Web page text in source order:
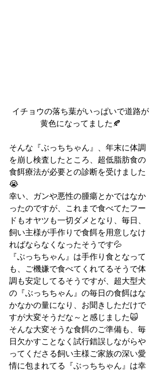
イチョウの落ち葉がいっぱいで道路が
黄色になってました🍂
そんな『ぶっちちゃん』、年末に体調
を崩し検査したところ、超低脂肪食の
食餌療法が必要との診断を受けました
😭
幸い、ガンや悪性の腫瘍とかではなか
ったのですが、これまで食べてたフー
ドもオヤツも一切ダメとなり、毎日、
飼い主様が手作りで食餌を用意しなけ
ればならなくなったそうです💦
『ぶっちちゃん』は手作り食となって
も、ご機嫌で食べてくれてるそうで体
調も安定してるそうですが、超大型犬
の『ぶっちちゃん』の毎日の食餌はな
かなかの量になり、お聞きしただけで
すが大変そうだな～と感じました🙀
そんな大変そうな食餌のご準備も、毎
日欠かすことなく試行錯誤しながらや
ってくださる飼い主様ご家族の深い愛
情に包まれてる『ぶっちちゃん』は幸